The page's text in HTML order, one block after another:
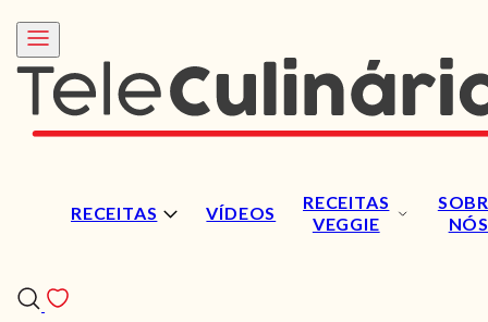
RECEITAS VÍDEOS
RECEITAS
VEGGIE
NÓS